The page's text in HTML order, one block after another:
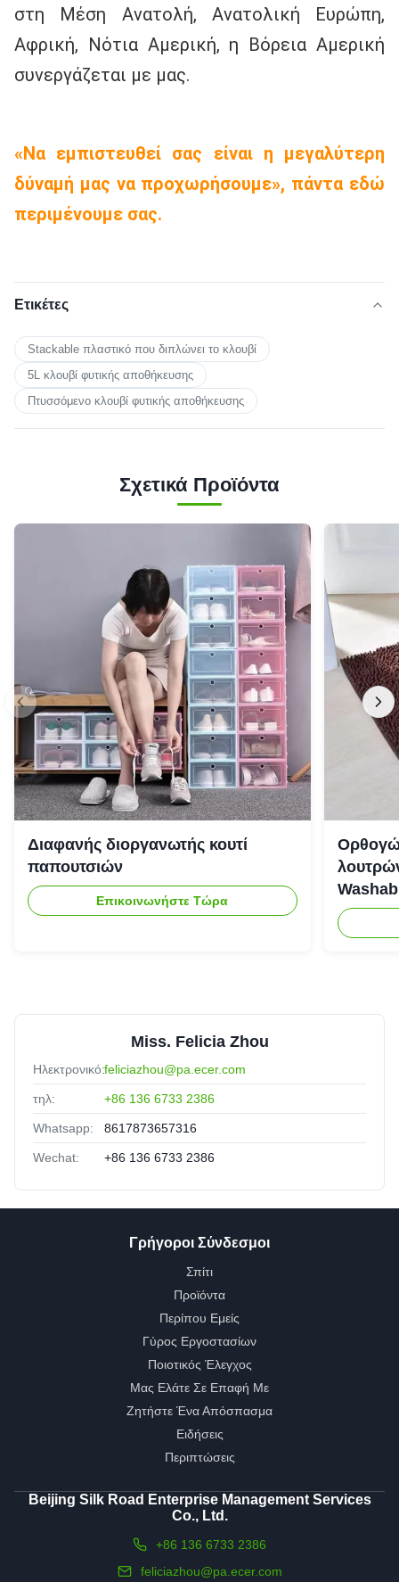
στη Μέση Ανατολή, Ανατολική Ευρώπη,
Αφρική, Νότια Αμερική, η Βόρεια Αμερική
συνεργάζεται με μας.
«Να εμπιστευθεί σας είναι η μεγαλύτερη
δύναμή μας να προχωρήσουμε», πάντα εδώ
περιμένουμε σας.
Ετικέτες
Stackable πλαστικό που διπλώνει το κλουβί
5L κλουβί φυτικής αποθήκευσης
Πτυσσόμενο κλουβί φυτικής αποθήκευσης
Σχετικά Προϊόντα
Διαφανής διοργανωτής κουτί
παπουτσιών
Επικοινωνήστε Τώρα
Miss. Felicia Zhou
Ηλεκτρονικό:feliciazhou@pa.ecer.com
τηλ: +86 136 6733 2386
Whatsapp: 8617873657316
Wechat: +86 136 6733 2386
Γρήγοροι Σύνδεσμοι
Σπίτι
Προϊόντα
Περίπου Εμείς
Γύρος Εργοστασίων
Ποιοτικός Έλεγχος
Μας Ελάτε Σε Επαφή Με
Ζητήστε Ένα Απόσπασμα
Ειδήσεις
Περιπτώσεις
Beijing Silk Road Enterprise Management Services
Co., Ltd.
+86 136 6733 2386
feliciazhou@pa.ecer.com